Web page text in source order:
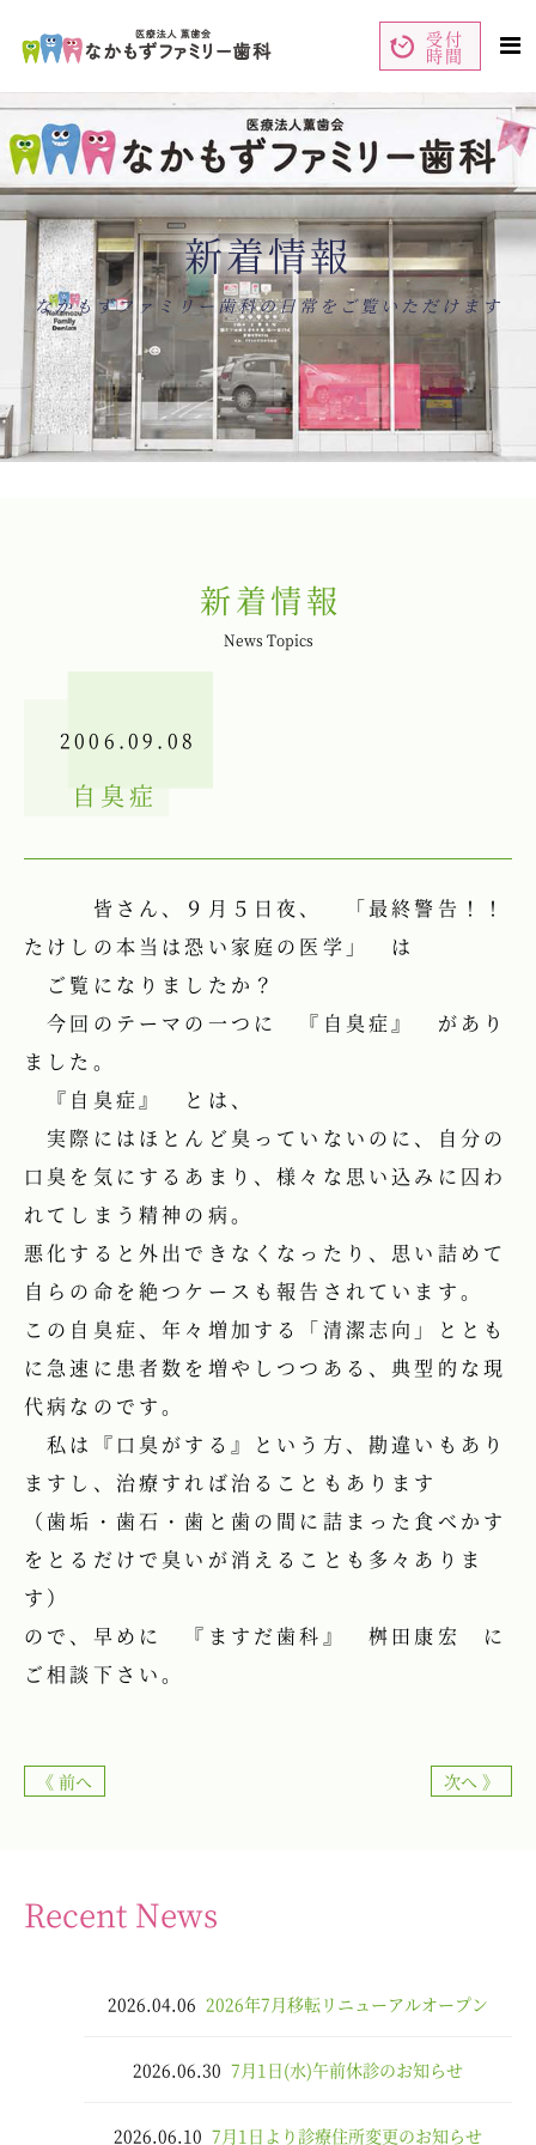
ペ
ー
先
頭
で
コ
ン
テ
ン
受付
時間
コ
ン
ツ
エ
リ
で
す
新着情報
なかもずファミリー歯科の日常をご覧いただけます
新着情報
News Topics
2006.09.08
自臭症
皆さん、９月５日夜、 「最終警告！！
たけしの本当は恐い家庭の医学」 は
ご覧になりましたか？
今回のテーマの一つに 『自臭症』 があり
ました。
『自臭症』 とは、
実際にはほとんど臭っていないのに、自分の
口臭を気にするあまり、様々な思い込みに囚わ
れてしまう精神の病。
悪化すると外出できなくなったり、思い詰めて
自らの命を絶つケースも報告されています。
この自臭症、年々増加する「清潔志向」ととも
に急速に患者数を増やしつつある、典型的な現
代病なのです。
私は『口臭がする』という方、勘違いもあり
ますし、治療すれば治ることもあります
（歯垢・歯石・歯と歯の間に詰まった食べかす
をとるだけで臭いが消えることも多々ありま
す）
ので、早めに 『ますだ歯科』 桝田康宏 に
ご相談下さい。
《 前へ 次へ 》
Recent News
2026.04.06 2026年7月移転リニューアルオープン
2026.06.30 7月1日(水)午前休診のお知らせ
2026.06.10 7月1日より診療住所変更のお知らせ